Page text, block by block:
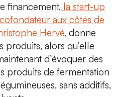
financement, la start-up
aux côtés de
Hervé, donne
produits, alors qu’elle
d’évoquer des
produits de fermentation
sans additifs,